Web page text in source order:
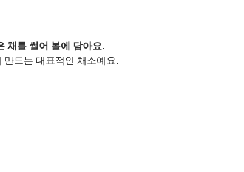
채를 썰어 볼에 담아요.
만드는 대표적인 채소예요.